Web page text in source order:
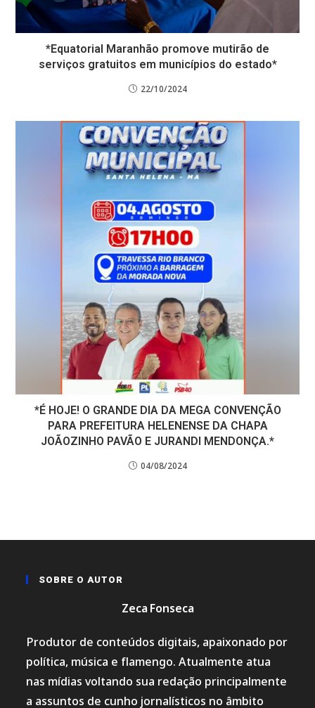
*Equatorial Maranhão promove mutirão de
serviços gratuitos em municípios do estado*
22/10/2024
*É HOJE! O GRANDE DIA DA MEGA CONVENÇÃO
PARA PREFEITURA HELENENSE DA CHAPA
JOÃOZINHO PAVÃO E JURANDI MENDONÇA.*
04/08/2024
SOBRE O AUTOR
Zeca Fonseca
Produtor de conteúdos digitais, apaixonado por
política, música e flamengo. Atualmente atua
nas mídias voltando sua redação principalmente
a assuntos de cunho jornalísticos no âmbito